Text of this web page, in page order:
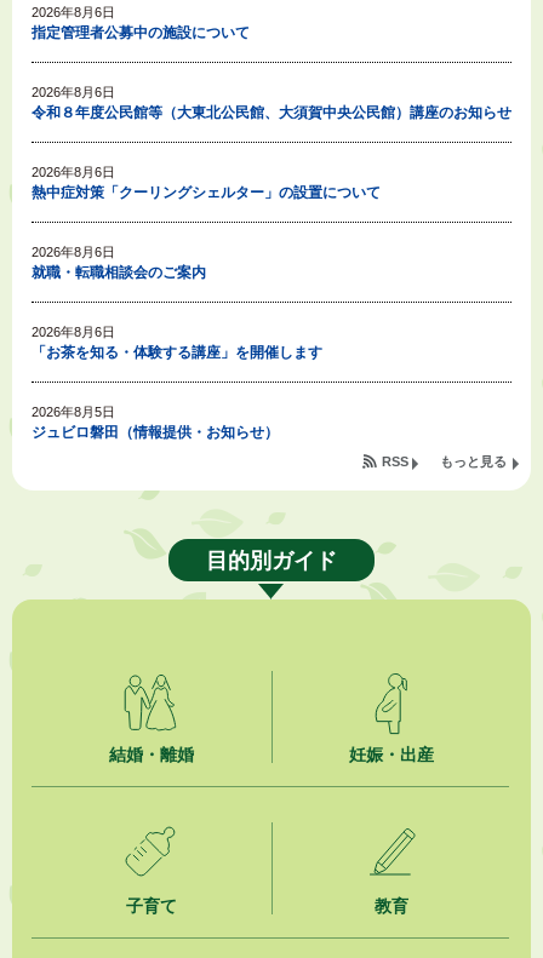
2026年8月6日
指定管理者公募中の施設について
2026年8月6日
令和８年度公民館等（大東北公民館、大須賀中央公民館）講座のお知らせ
2026年8月6日
熱中症対策「クーリングシェルター」の設置について
2026年8月6日
就職・転職相談会のご案内
2026年8月6日
「お茶を知る・体験する講座」を開催します
2026年8月5日
ジュビロ磐田（情報提供・お知らせ）
2026年8月5日
掛川市広告入り窓口封筒無償提供者募集
2026年8月4日
【日本DX大賞2026】ポスターセッション最優秀賞を受賞しました！
市民の勇気ある応急手当に感謝状を贈呈しました
夏季休暇期間 開業医等診療予定
「水道カルテ」の公表について
企業版ふるさと納税（地方創生応援税制）のお願い
もっと見る
RSS
目的別ガイド
結婚・離婚 妊娠・出産
子育て 教育